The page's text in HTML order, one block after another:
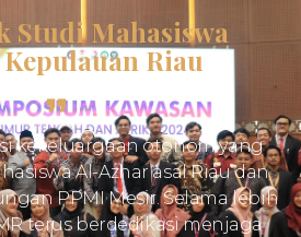
Studi Mahasiswa
Riau
kekeluargaan otonom yang
Al-Azhar asal Riau dan
PPMI Mesir. Selama lebih
terus berdedikasi menjaga